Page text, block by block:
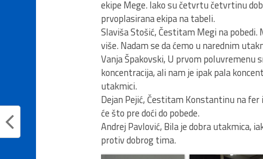
ekipe Mege. Iako su četvrtu četvrtinu
prvoplasirana ekipa na tabeli.
Slaviša Stošić, Čestitam Megi na
više. Nadam se da ćemo u narednim
Vanja Špakovski, U prvom poluvremenu
koncentracija, ali nam je ipak pala
utakmici.
Dejan Pejić, Čestitam Konstantinu na
će što pre doći do pobede.
Andrej Pavlović, Bila je dobra utakmica,
protiv dobrog tima.